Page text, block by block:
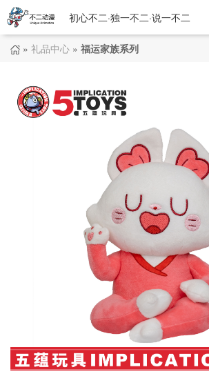
初心不二·独一不二·说一不二
» 礼品中心 » 福运家族系列